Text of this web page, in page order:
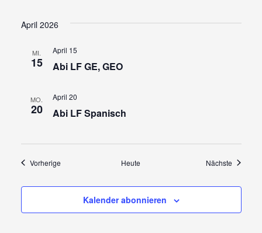
April 2026
MI.
15 Abi LF GE, GEO
April 15
MO.
20 Abi LF Spanisch
April 20
VorherigeVeranstaltungen Heute Nächste
Kalender abonnieren